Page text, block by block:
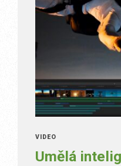
VIDEO
Umělá